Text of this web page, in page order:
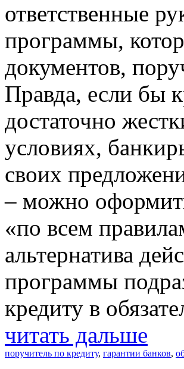
ответственные
программы,
документов,
Правда, если бы
достаточно
условиях,
своих
– можно
«по всем
альтернатива
программы
кредиту в
читать дальше
поручитель по кредиту, гарантии банков,